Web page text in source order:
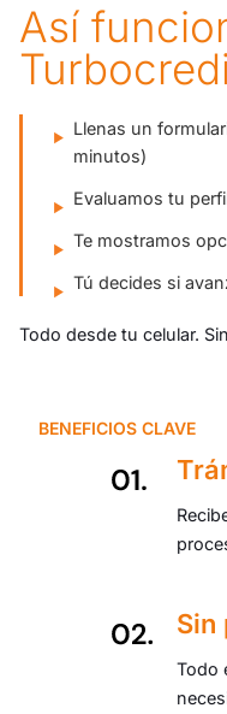
Así
Llenas un
minutos)
Evaluamos tu
Te mostramos
Tú decides si
Todo desde tu celular.
BENEFICIOS CLAVE
Sin
Todo